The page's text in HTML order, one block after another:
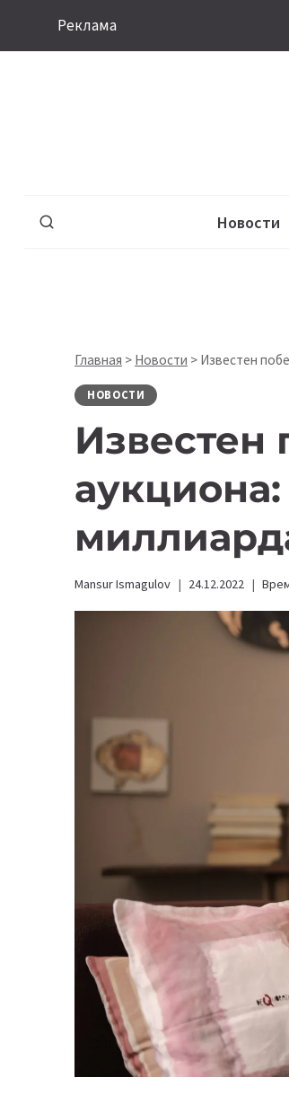
Реклама
Новости
Главная > Новости > Известен
НОВОСТИ
Известен
Mansur Ismagulov 24.12.2022